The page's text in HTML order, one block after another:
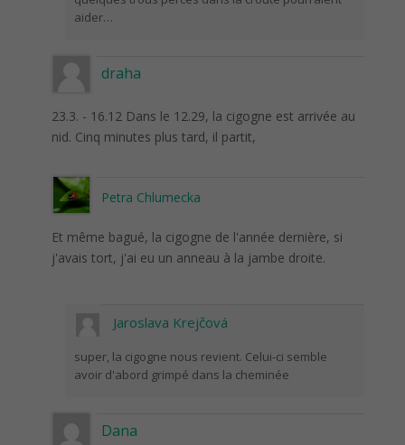
aider…
draha
23.3. - 16.12 Dans le 12.29, la cigogne est arrivée au
nid. Cinq minutes plus tard, il partit,
Petra Chlumecka
Et même bagué, la cigogne de l'année dernière, si
j'avais tort, j'ai eu un anneau à la jambe droite.
Jaroslava Krejčová
super, la cigogne nous revient. Celui-ci semble
avoir d'abord grimpé dans la cheminée
Dana